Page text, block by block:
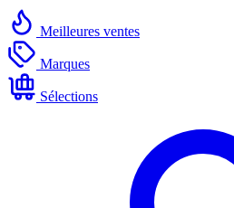
Meilleures ventes
Marques
Sélections